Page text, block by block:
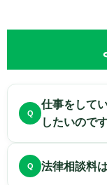
仕事をして
したいので
おります。
法律相談料